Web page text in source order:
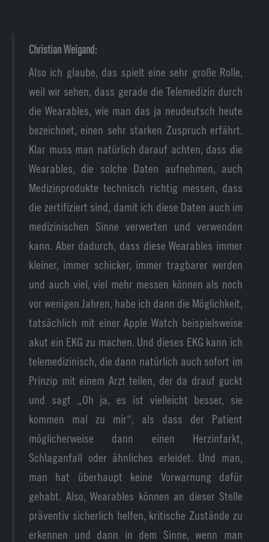
Christian Weigand:
Also ich glaube, das spielt eine sehr große Rolle,
weil wir sehen, dass gerade die Telemedizin durch
die Wearables, wie man das ja neudeutsch heute
bezeichnet, einen sehr starken Zuspruch erfährt.
Klar muss man natürlich darauf achten, dass die
Wearables, die solche Daten aufnehmen, auch
Medizinprodukte technisch richtig messen, dass
die zertifiziert sind, damit ich diese Daten auch im
medizinischen Sinne verwerten und verwenden
kann. Aber dadurch, dass diese Wearables immer
kleiner, immer schicker, immer tragbarer werden
und auch viel, viel mehr messen können als noch
vor wenigen Jahren, habe ich dann die Möglichkeit,
tatsächlich mit einer Apple Watch beispielsweise
akut ein EKG zu machen. Und dieses EKG kann ich
telemedizinisch, die dann natürlich auch sofort im
Prinzip mit einem Arzt teilen, der da drauf guckt
und sagt „Oh ja, es ist vielleicht besser, sie
kommen mal zu mir“, als dass der Patient
möglicherweise dann einen Herzinfarkt,
Schlaganfall oder ähnliches erleidet. Und man,
man hat überhaupt keine Vorwarnung dafür
gehabt. Also, Wearables können an dieser Stelle
präventiv sicherlich helfen, kritische Zustände zu
erkennen und dann in dem Sinne, wenn man